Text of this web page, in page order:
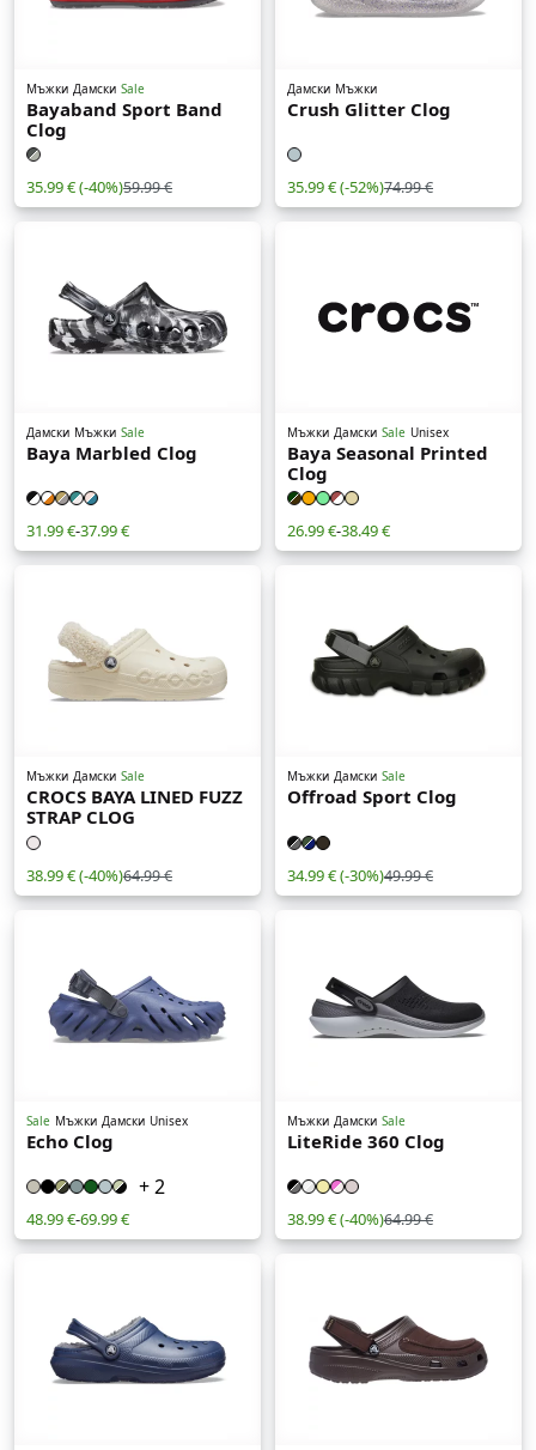
Мъжки Дамски Sale
Bayaband Sport Band
Clog
35.99 €(-40%)59.99 €
Дамски Мъжки
Crush Glitter Clog
35.99 €(-52%)74.99 €
Дамски Мъжки Sale
Baya Marbled Clog
31.99 €-37.99 €
Мъжки Дамски Sale Unisex
Baya Seasonal Printed
Clog
26.99 €-38.49 €
Мъжки Дамски Sale
CROCS BAYA LINED FUZZ
STRAP CLOG
38.99 €(-40%)64.99 €
Мъжки Дамски Sale
Offroad Sport Clog
34.99 €(-30%)49.99 €
Sale Мъжки Дамски Unisex
Echo Clog
+ 2
48.99 €-69.99 €
Мъжки Дамски Sale
LiteRide 360 Clog
38.99 €(-40%)64.99 €